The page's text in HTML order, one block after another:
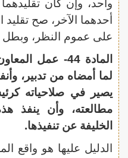
واحد، وإن كان
أحدهما الآخر، صح
على عموم النظر، وبطل
المادة 44- عمل
لما أمضاه من تدبير،
يصير في صلاحياته
مطالعته، وأن ينفذ
الخليفة عن تنفيذها.
الدليل عليها هو واقع